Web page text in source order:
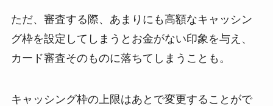
ただ、審査する際、あまりにも高額なキャッシン
グ枠を設定してしまうとお金がない印象を与え、
カード審査そのものに落ちてしまうことも。
キャッシング枠の上限はあとで変更することがで